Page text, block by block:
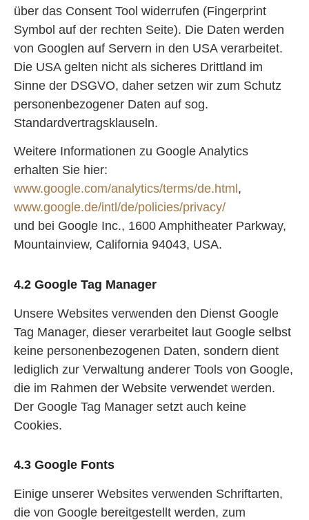
über das Consent Tool widerrufen (Fingerprint
Symbol auf der rechten Seite). Die Daten werden
von Googlen auf Servern in den USA verarbeitet.
Die USA gelten nicht als sicheres Drittland im
Sinne der DSGVO, daher setzen wir zum Schutz
personenbezogener Daten auf sog.
Standardvertragsklauseln.
Weitere Informationen zu Google Analytics
erhalten Sie hier:
www.google.com/analytics/terms/de.html ,
www.google.de/intl/de/policies/privacy/
und bei Google Inc., 1600 Amphitheater Parkway,
Mountainview, California 94043, USA.
4.2 Google Tag Manager
Unsere Websites verwenden den Dienst Google
Tag Manager, dieser verarbeitet laut Google selbst
keine personenbezogenen Daten, sondern dient
lediglich zur Verwaltung anderer Tools von Google,
die im Rahmen der Website verwendet werden.
Der Google Tag Manager setzt auch keine
Cookies.
4.3 Google Fonts
Einige unserer Websites verwenden Schriftarten,
die von Google bereitgestellt werden, zum